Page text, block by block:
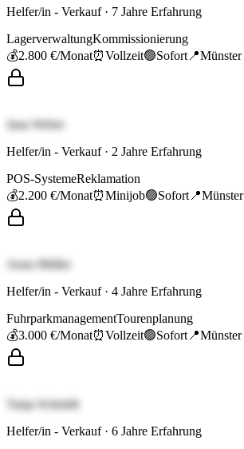
Helfer/in - Verkauf· 7 Jahre Erfahrung
LagerverwaltungKommissionierung
💰2.800 €/Monat⏰Vollzeit🟢Sofort 📍Münster
Jana Weber
Helfer/in - Verkauf· 2 Jahre Erfahrung
POS-SystemeReklamation
💰2.200 €/Monat⏰Minijob🟢Sofort 📍Münster
Anna Müller
Helfer/in - Verkauf· 4 Jahre Erfahrung
FuhrparkmanagementTourenplanung
💰3.000 €/Monat⏰Vollzeit🟢Sofort 📍Münster
Tanja Schmidt
Helfer/in - Verkauf· 6 Jahre Erfahrung